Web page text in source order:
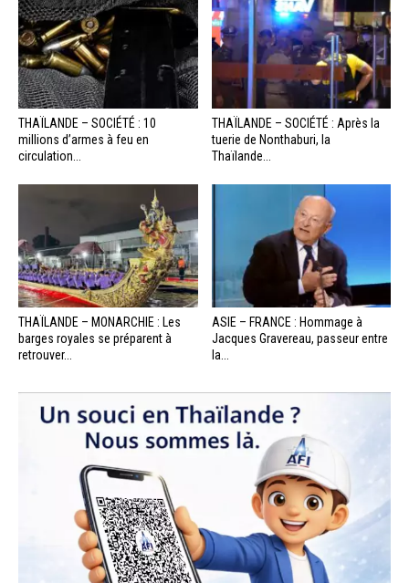
THAÏLANDE – SOCIÉTÉ : 10
millions d’armes à feu en
circulation...
THAÏLANDE – SOCIÉTÉ : Après la
tuerie de Nonthaburi, la
Thaïlande...
THAÏLANDE – MONARCHIE : Les
barges royales se préparent à
retrouver...
ASIE – FRANCE : Hommage à
Jacques Gravereau, passeur entre
la...